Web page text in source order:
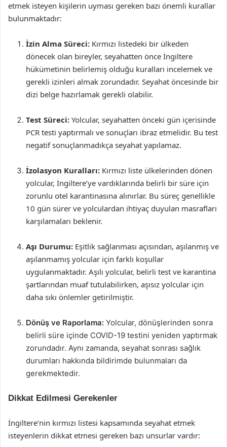
etmek isteyen kişilerin uyması gereken bazı önemli kurallar
bulunmaktadır:
İzin Alma Süreci: Kırmızı listedeki bir ülkeden
dönecek olan bireyler, seyahatten önce İngiltere
hükümetinin belirlemiş olduğu kuralları incelemek ve
gerekli izinleri almak zorundadır. Seyahat öncesinde bir
dizi belge hazırlamak gerekli olabilir.
Test Süreci: Yolcular, seyahatten önceki gün içerisinde
PCR testi yaptırmalı ve sonuçları ibraz etmelidir. Bu test
negatif sonuçlanmadıkça seyahat yapılamaz.
İzolasyon Kuralları: Kırmızı liste ülkelerinden dönen
yolcular, İngiltere’ye vardıklarında belirli bir süre için
zorunlu otel karantinasına alınırlar. Bu süreç genellikle
10 gün sürer ve yolculardan ihtiyaç duyulan masrafları
karşılamaları beklenir.
Aşı Durumu: Eşitlik sağlanması açısından, aşılanmış ve
aşılanmamış yolcular için farklı koşullar
uygulanmaktadır. Aşılı yolcular, belirli test ve karantina
şartlarından muaf tutulabilirken, aşısız yolcular için
daha sıkı önlemler getirilmiştir.
Dönüş ve Raporlama: Yolcular, dönüşlerinden sonra
belirli süre içinde COVID-19 testini yeniden yaptırmak
zorundadır. Aynı zamanda, seyahat sonrası sağlık
durumları hakkında bildirimde bulunmaları da
gerekmektedir.
Dikkat Edilmesi Gerekenler
İngiltere’nin kırmızı listesi kapsamında seyahat etmek
isteyenlerin dikkat etmesi gereken bazı unsurlar vardır: